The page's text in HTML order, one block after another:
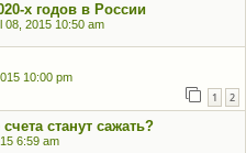
х годов в России
08, 2015 10:50 am
10:00 pm
1 2
станут сажать?
6:59 am